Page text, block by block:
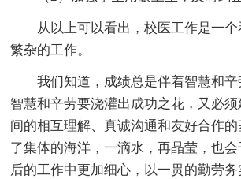
从以上可以看出，校医工作是一个
繁杂的工作。
我们知道，成绩总是伴着智慧和辛
智慧和辛劳要浇灌出成功之花，又必
间的相互理解、真诚沟通和友好合作
了集体的海洋，一滴水，再晶莹，也
后的工作中更加细心，以一贯的勤劳